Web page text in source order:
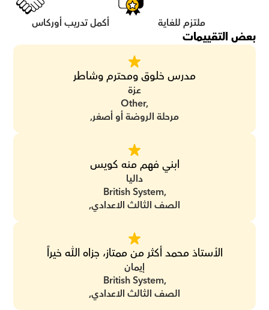
ملتزم للغاية أكمل تدريب أوركاس
بعض التقييمات
مدرس خلوق ومحترم وشاطر
عزة
مرحلة الروضة أو أصغر,
Other,
ابني فهم منه كويس
داليا
الصف الثالث الاعدادي,
British System,
الأستاذ محمد أكثر من ممتاز، جزاه الله خيراً
إيمان
الصف الثالث الاعدادي,
British System,